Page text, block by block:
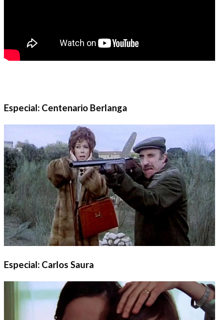
Especial: Centenario Berlanga
Especial: Carlos Saura